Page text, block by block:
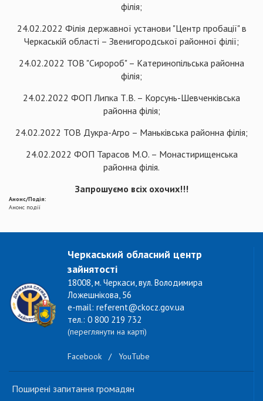
філія;
24.02.2022 Філія державної установи "Центр пробації" в
Черкаській області – Звенигородської районної філії;
24.02.2022 ТОВ "Сиророб" – Катеринопільська районна
філія;
24.02.2022 ФОП Липка Т.В. – Корсунь-Шевченківська
районна філія;
24.02.2022 ТОВ Дукра-Агро – Маньківська районна філія;
24.02.2022 ФОП Тарасов М.О. – Монастирищенська
районна філія.
Запрошуємо всіх охочих!!!
Анонс/Подія:
Анонс події
Черкаський обласний центр
зайнятості
18008, м. Черкаси, вул. Володимира
Ложешнікова, 56
e-mail: referent@ckocz.gov.ua
тел.: 0 800 219 732
(переглянути на карті)
Facebook / YouTube
Поширені запитання громадян